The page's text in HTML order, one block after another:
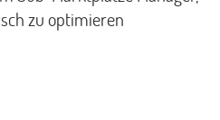
zu optimieren